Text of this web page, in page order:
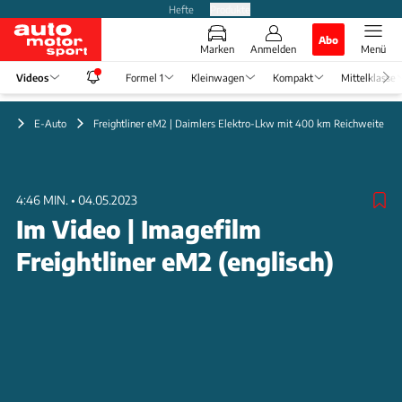
Hefte
Marken Anmelden
Abo
Menü
Videos Formel 1 Kleinwagen Kompakt Mittelklasse
E-Auto Freightliner eM2 | Daimlers Elektro-Lkw mit 400 km Reichweite im
4:46 MIN. • 04.05.2023
Im Video | Imagefilm
Freightliner eM2 (englisch)